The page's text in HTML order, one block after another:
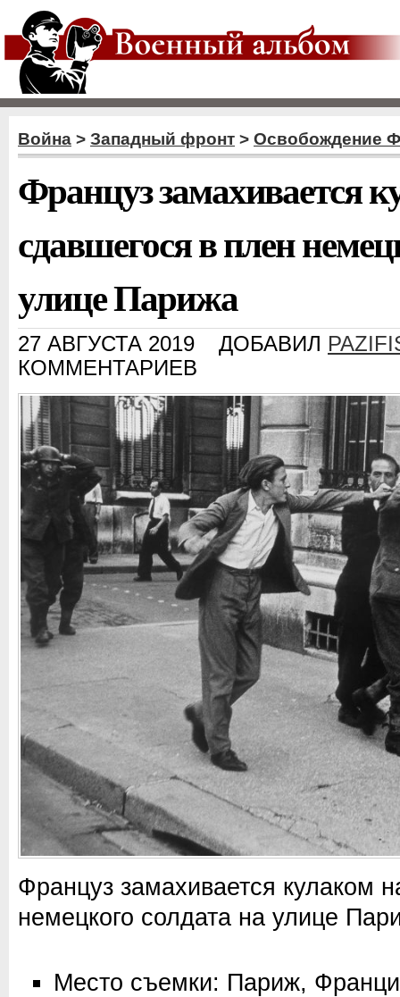
Война > Западный фронт > Освобождение
Француз замахивается
сдавшегося в плен
улице Парижа
27 АВГУСТА 2019 ДОБАВИЛ
КОММЕНТАРИЕВ
Француз замахивается кулаком
немецкого солдата на улице
Место съемки: Париж,